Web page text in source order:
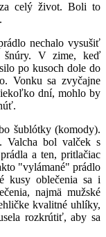
celý život. Boli to
nechalo vysušiť
šnúry. V zime, keď
po kusoch dole do
Vonku sa zvyčajne
dní, mohlo by
šublótky (komody).
Valcha bol valček s
a ten, pritlačiac
"vylámané" prádlo
kusy oblečenia sa i
najmä mužské
kvalitné uhlíky,
rozkrútiť, aby sa